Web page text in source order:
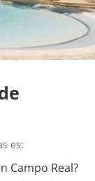
es:
Campo Real?